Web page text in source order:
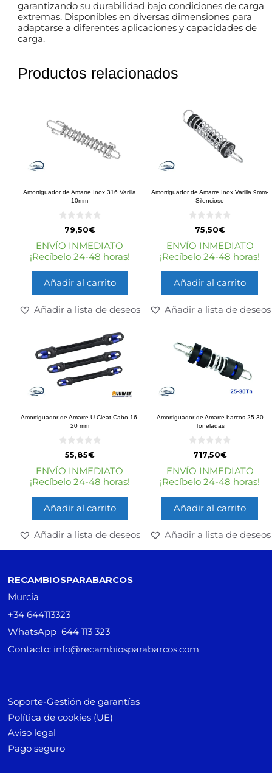
garantizando su durabilidad bajo condiciones de carga
extremas. Disponibles en diversas dimensiones para
adaptarse a diferentes aplicaciones y capacidades de
carga.
Productos relacionados
Amortiguador de Amarre Inox 316 Varilla
10mm
e
5
79,50€
ENVÍO INMEDIATO
¡Recíbelo 24-48 horas!
Añadir al carrito
Añadir a lista de deseos
Amortiguador de Amarre Inox Varilla 9mm-
Silencioso
e
5
75,50€
ENVÍO INMEDIATO
¡Recíbelo 24-48 horas!
Añadir al carrito
Añadir a lista de deseos
Amortiguador de Amarre U-Cleat Cabo 16-
20 mm
e
5
55,85€
ENVÍO INMEDIATO
¡Recíbelo 24-48 horas!
Añadir al carrito
Añadir a lista de deseos
Amortiguador de Amarre barcos 25-30
Toneladas
e
5
717,50€
ENVÍO INMEDIATO
¡Recíbelo 24-48 horas!
Añadir al carrito
Añadir a lista de deseos
RECAMBIOSPARABARCOS
Murcia
+34 644113323
WhatsApp 644 113 323
Contacto: info@recambiosparabarcos.com
Soporte-Gestión de garantías
Política de cookies (UE)
Aviso legal
Pago seguro